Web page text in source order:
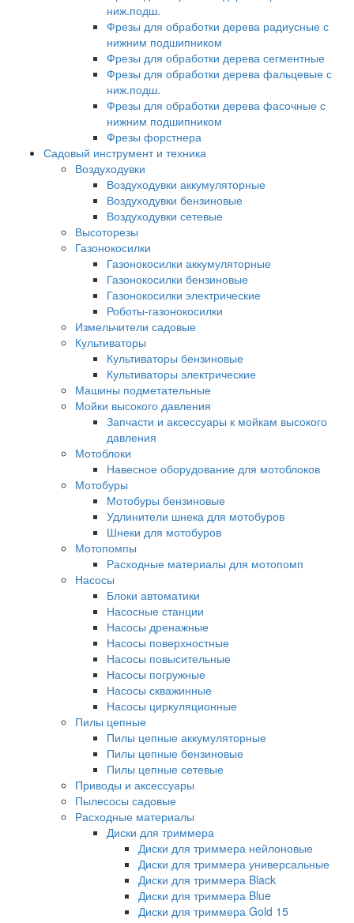
ниж.подш.
Фрезы для обработки дерева радиусные с
нижним подшипником
Фрезы для обработки дерева сегментные
Фрезы для обработки дерева фальцевые с
ниж.подш.
Фрезы для обработки дерева фасочные с
нижним подшипником
Фрезы форстнера
Садовый инструмент и техника
Воздуходувки
Воздуходувки аккумуляторные
Воздуходувки бензиновые
Воздуходувки сетевые
Высоторезы
Газонокосилки
Газонокосилки аккумуляторные
Газонокосилки бензиновые
Газонокосилки электрические
Роботы-газонокосилки
Измельчители садовые
Культиваторы
Культиваторы бензиновые
Культиваторы электрические
Машины подметательные
Мойки высокого давления
Запчасти и аксессуары к мойкам высокого
давления
Мотоблоки
Навесное оборудование для мотоблоков
Мотобуры
Мотобуры бензиновые
Удлинители шнека для мотобуров
Шнеки для мотобуров
Мотопомпы
Расходные материалы для мотопомп
Насосы
Блоки автоматики
Насосные станции
Насосы дренажные
Насосы поверхностные
Насосы повысительные
Насосы погружные
Насосы скважинные
Насосы циркуляционные
Пилы цепные
Пилы цепные аккумуляторные
Пилы цепные бензиновые
Пилы цепные сетевые
Приводы и аксессуары
Пылесосы садовые
Расходные материалы
Диски для триммера
Диски для триммера нейлоновые
Диски для триммера универсальные
Диски для триммера Black
Диски для триммера Blue
Диски для триммера Gold 15